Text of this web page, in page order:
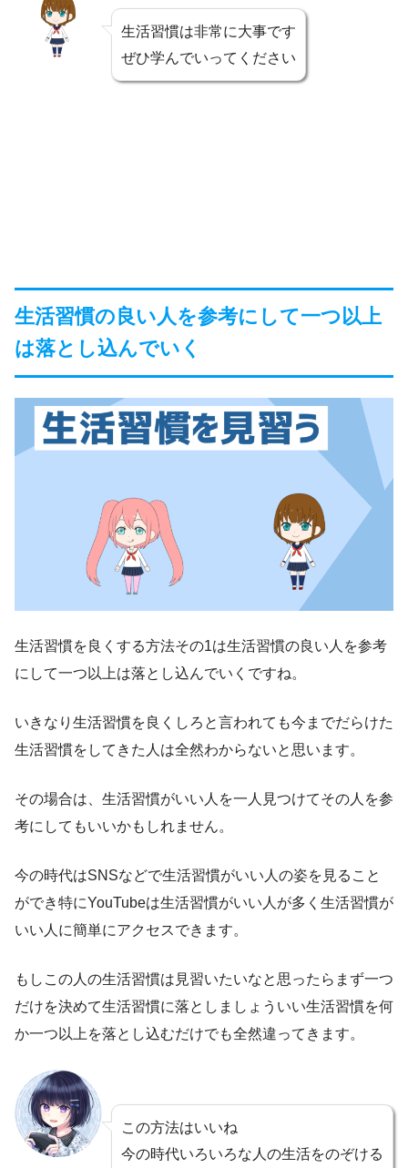
生活習慣は非常に大事です
ぜひ学んでいってください
生活習慣の良い人を参考にして一つ以上
は落とし込んでいく
生活習慣を良くする方法その1は生活習慣の良い人を参考
にして一つ以上は落とし込んでいくですね。
いきなり生活習慣を良くしろと言われても今までだらけた
生活習慣をしてきた人は全然わからないと思います。
その場合は、生活習慣がいい人を一人見つけてその人を参
考にしてもいいかもしれません。
今の時代はSNSなどで生活習慣がいい人の姿を見ること
ができ特にYouTubeは生活習慣がいい人が多く生活習慣が
いい人に簡単にアクセスできます。
もしこの人の生活習慣は見習いたいなと思ったらまず一つ
だけを決めて生活習慣に落としましょういい生活習慣を何
か一つ以上を落とし込むだけでも全然違ってきます。
この方法はいいね
今の時代いろいろな人の生活をのぞける